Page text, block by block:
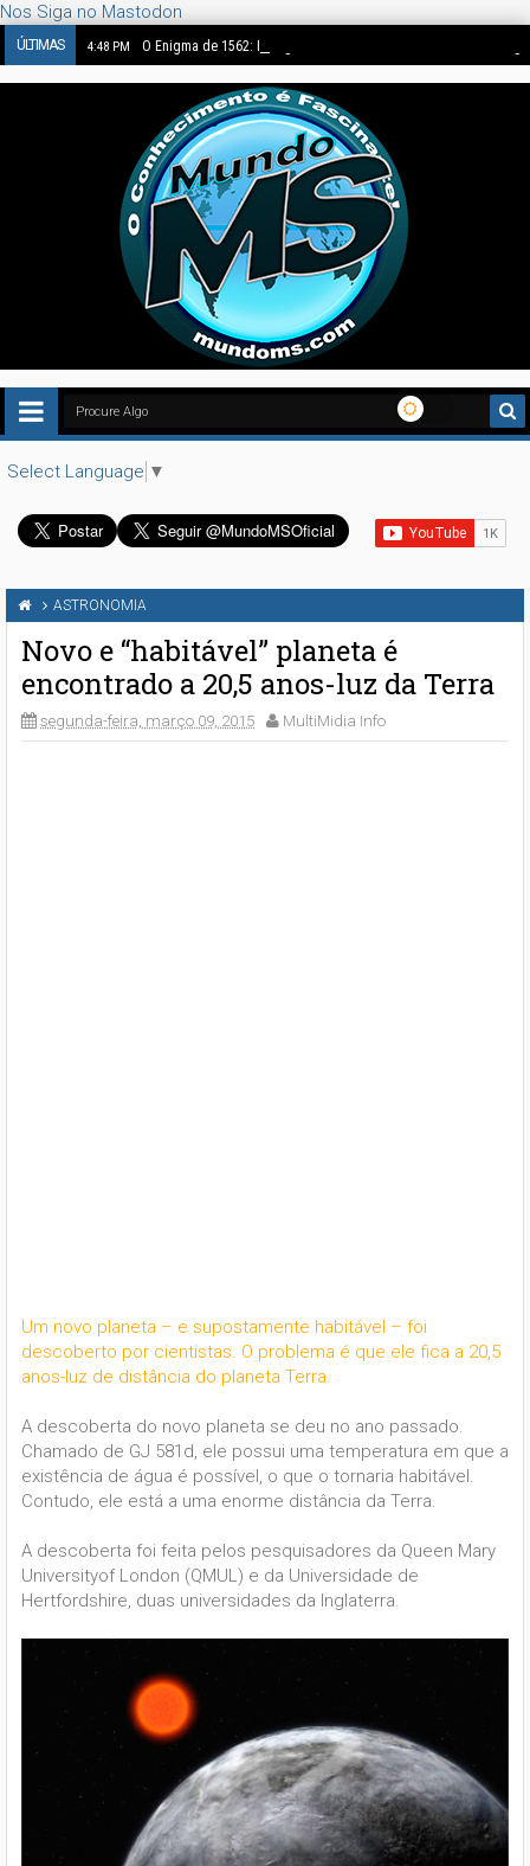
Nos Siga no Mastodon
ÚLTIMAS 4:48 PM O Enigma de 1562: Bruegel Pintou Dinossauros ou a Nossa
Select Language ▼
ASTRONOMIA
Novo e “habitável” planeta é
encontrado a 20,5 anos-luz da Terra
segunda-feira, março 09, 2015 MultiMidia Info
Um novo planeta – e supostamente habitável – foi
descoberto por cientistas. O problema é que ele fica a 20,5
anos-luz de distância do planeta Terra.
A descoberta do novo planeta se deu no ano passado.
Chamado de GJ 581d, ele possui uma temperatura em que a
existência de água é possível, o que o tornaria habitável.
Contudo, ele está a uma enorme distância da Terra.
A descoberta foi feita pelos pesquisadores da Queen Mary
Universityof London (QMUL) e da Universidade de
Hertfordshire, duas universidades da Inglaterra.